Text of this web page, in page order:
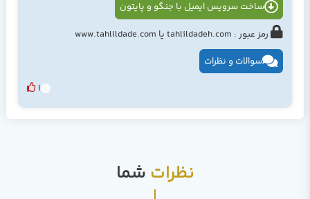
ساخت سرویس ایمیل با جنگو و پایتون
رمز عبور : tahlildadeh.com یا www.tahlildade.com
سوالات و نظرات
1
نظرات شما